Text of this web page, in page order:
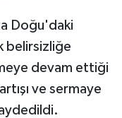
Doğu'daki
belirsizliğe
devam ettiği
ve sermaye